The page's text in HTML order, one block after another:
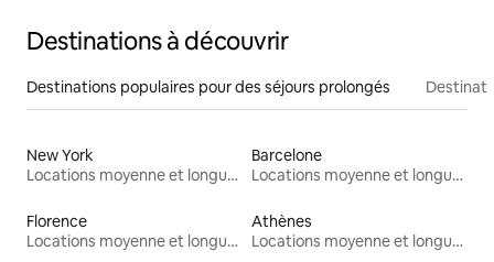
Destinations à découvrir
Destinations populaires pour des séjours prolongés
New York
Locations moyenne et longue durée
Barcelone
Locations moyenne et longue durée
Florence
Locations moyenne et longue durée
Athènes
Locations moyenne et longue durée